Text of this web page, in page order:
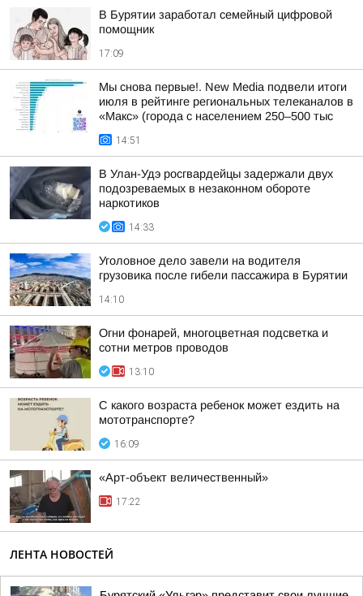
В Бурятии заработал семейный цифровой
помощник
17:09
Мы снова первые!. New Media подвели итоги
июля в рейтинге региональных телеканалов в
«Макс» (города с населением 250–500 тыс
14:51
В Улан-Удэ росгвардейцы задержали двух
подозреваемых в незаконном обороте
наркотиков
14:33
Уголовное дело завели на водителя
грузовика после гибели пассажира в Бурятии
14:10
Огни фонарей, многоцветная подсветка и
сотни метров проводов
13:10
С какого возраста ребенок может ездить на
мототранспорте?
16:09
«Арт-объект величественный»
17:22
ЛЕНТА НОВОСТЕЙ